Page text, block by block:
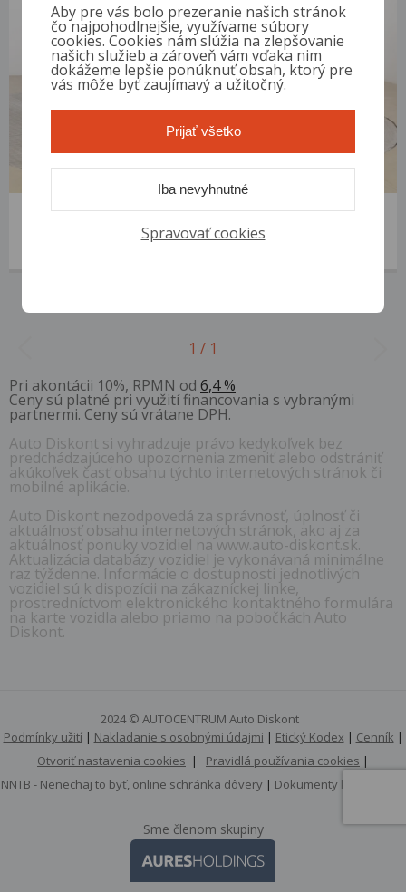
Ford Focus
2009 | 258 636 km | Diesel | 1.8 TDCi | VIN: WF0PXXGCDP9J50028
1 / 1
Pri akontácii 10%, RPMN od 6,4 %
Ceny sú platné pri využití financovania s vybranými
partnermi. Ceny sú vrátane DPH.
Auto Diskont si vyhradzuje právo kedykoľvek bez
predchádzajúceho upozornenia zmeniť alebo odstrániť
akúkoľvek časť obsahu týchto internetových stránok či
mobilné aplikácie.
Auto Diskont nezodpovedá za správnosť, úplnosť či
aktuálnosť obsahu internetových stránok, ako aj za
aktuálnosť ponuky vozidiel na www.auto-diskont.sk.
Aktualizácia databázy vozidiel je vykonávaná minimálne
raz týždenne. Informácie o dostupnosti jednotlivých
vozidiel sú k dispozícii na zákazníckej linke,
prostredníctvom elektronického kontaktného formulára
na karte vozidla alebo priamo na pobočkách Auto
Diskont.
2024 © AUTOCENTRUM Auto Diskont
Podmínky užití| Nakladanie s osobnými údajmi | Etický Kodex | Cenník |
Otvoriť nastavenia cookies | Pravidlá používania cookies |
NNTB - Nenechaj to byť, online schránka dôvery | Dokumenty k stiahnutiu
Sme členom skupiny
Aby pre vás bolo prezeranie našich stránok
čo najpohodlnejšie, využívame súbory
cookies. Cookies nám slúžia na zlepšovanie
našich služieb a zároveň vám vďaka nim
dokážeme lepšie ponúknuť obsah, ktorý pre
vás môže byť zaujímavý a užitočný.
Spravovať cookies
Iba nevyhnutné
Prijať všetko